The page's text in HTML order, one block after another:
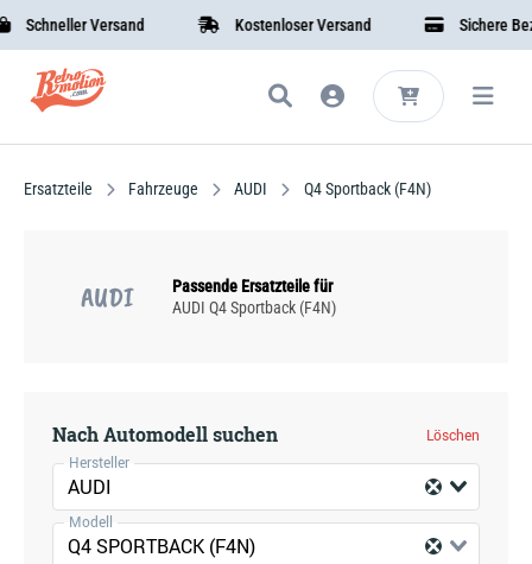
Schneller Versand Kostenloser Versand Sichere
Ersatzteile Fahrzeuge AUDI Q4 Sportback (F4N)
AUDI
Passende Ersatzteile für
AUDI Q4 Sportback (F4N)
Nach Automodell suchen
Löschen
Hersteller
AUDI
Modell
Q4 SPORTBACK (F4N)